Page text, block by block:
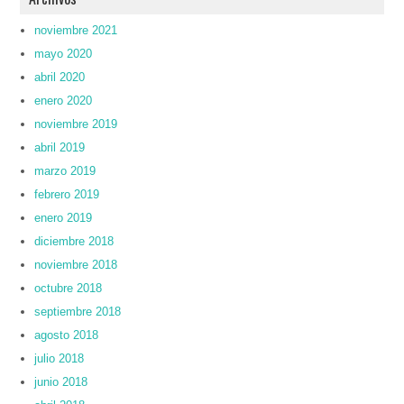
noviembre 2021
mayo 2020
abril 2020
enero 2020
noviembre 2019
abril 2019
marzo 2019
febrero 2019
enero 2019
diciembre 2018
noviembre 2018
octubre 2018
septiembre 2018
agosto 2018
julio 2018
junio 2018